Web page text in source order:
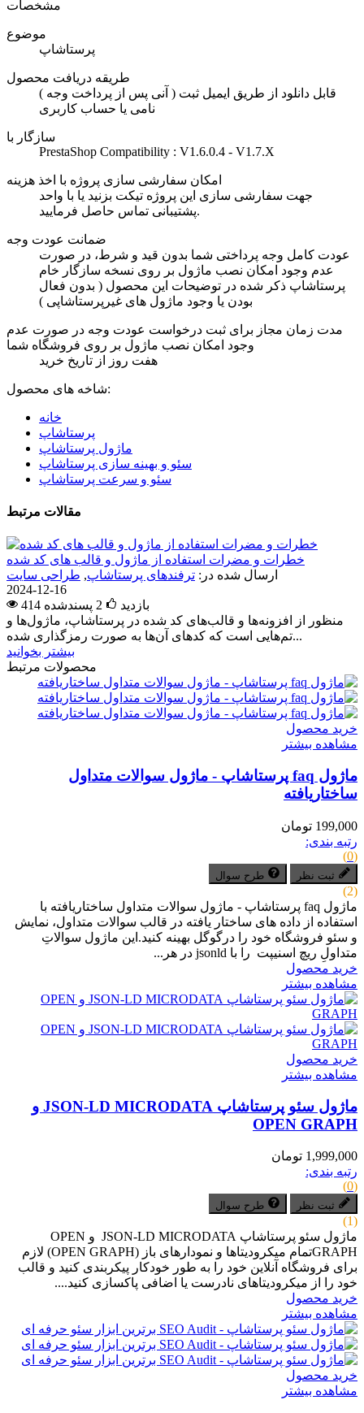
مشخصات
موضوع
پرستاشاپ
طریقه دریافت محصول
( آنی پس از پرداخت وجه ) قابل دانلود از طریق ایمیل ثبت
نامی یا حساب کاربری
سازگار با
PrestaShop Compatibility : V1.6.0.4 - V1.7.X
امکان سفارشی سازی پروژه با اخذ هزینه
جهت سفارشی سازی این پروژه تیکت بزنید یا با واحد
پشتیبانی تماس حاصل فرمایید.
ضمانت عودت وجه
عودت کامل وجه پرداختی شما بدون قید و شرط، در صورت
عدم وجود امکان نصب ماژول بر روی نسخه سازگار خام
پرستاشاپ ذکر شده در توضیحات این محصول ( بدون فعال
بودن یا وجود ماژول های غیرپرستاشاپی )
مدت زمان مجاز برای ثبت درخواست عودت وجه در صورت عدم
وجود امکان نصب ماژول بر روی فروشگاه شما
هفت روز از تاریخ خرید
شاخه های محصول:
خانه
پرستاشاپ
ماژول پرستاشاپ
سئو و بهینه سازی پرستاشاپ
سئو و سرعت پرستاشاپ
مقالات مرتبط
خطرات و مضرات استفاده از ماژول و قالب های کد شده
ارسال شده در: ترفندهای پرستاشاپ, طراحی سایت
2024-12-16
414 بازدید
2 پسندشده
منظور از افزونه‌ها و قالب‌های کد شده در پرستاشاپ، ماژول‌ها و
تم‌هایی است که کدهای آن‌ها به صورت رمزگذاری شده...
بیشتر بخوانید
محصولات مرتبط
خرید محصول
مشاهده بیشتر
ماژول faq پرستاشاپ - ماژول سوالات متداول
ساختاریافته
199,000 تومان
رتبه بندی:
(0)
ثبت نظر طرح سوال
(2)
ماژول faq پرستاشاپ - ماژول سوالات متداول ساختاریافته با
استفاده از داده های ساختار یافته در قالب سوالات متداول، نمایش
و سئو فروشگاه خود را درگوگل بهینه کنید.این ماژول سوالاتِ
متداولِ ریچ اسنیپت را با jsonld در هر...
خرید محصول
مشاهده بیشتر
خرید محصول
مشاهده بیشتر
ماژول سئو پرستاشاپ JSON-LD MICRODATA و
OPEN GRAPH
1,999,000 تومان
رتبه بندی:
(0)
ثبت نظر طرح سوال
(1)
ماژول سئو پرستاشاپ JSON-LD MICRODATA و OPEN
GRAPHتمام میکرودیتاها و نمودارهای باز (OPEN GRAPH) لازم
برای فروشگاه آنلاین خود را به طور خودکار پیکربندی کنید و قالب
خود را از میکرودیتاهای نادرست یا اضافی پاکسازی کنید....
خرید محصول
مشاهده بیشتر
خرید محصول
مشاهده بیشتر